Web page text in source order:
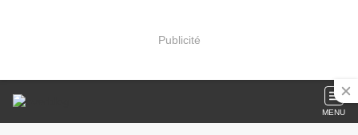
Publicité
MENU